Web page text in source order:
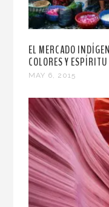
EL MERCADO
COLORES Y
MAY 6, 2015